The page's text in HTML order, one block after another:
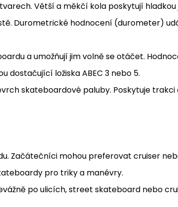
Větší a měkčí kola poskytují hladkou
Durometrické hodnocení (durometer)
a umožňují jim volně se otáčet.
dostačující ložiska ABEC 3 nebo 5.
skateboardové paluby. Poskytuje trakci
Začátečníci mohou preferovat cruiser
pro triky a manévry.
po ulicích, street skateboard nebo